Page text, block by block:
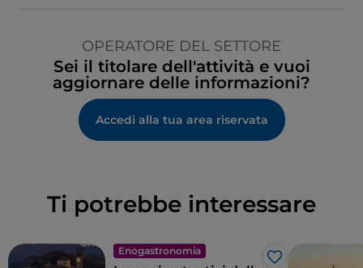
OPERATORE DEL SETTORE
Sei il titolare dell'attività e vuoi
aggiornare delle informazioni?
Accedi alla tua area riservata
Ti potrebbe interessare
Enogastronomia
Like